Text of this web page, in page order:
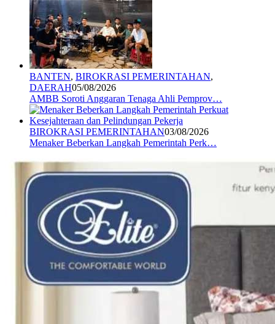
BANTEN, BIROKRASI PEMERINTAHAN,
DAERAH05/08/2026
AMBB Soroti Anggaran Tenaga Ahli Pemprov…
BIROKRASI PEMERINTAHAN03/08/2026
Menaker Beberkan Langkah Pemerintah Perk…